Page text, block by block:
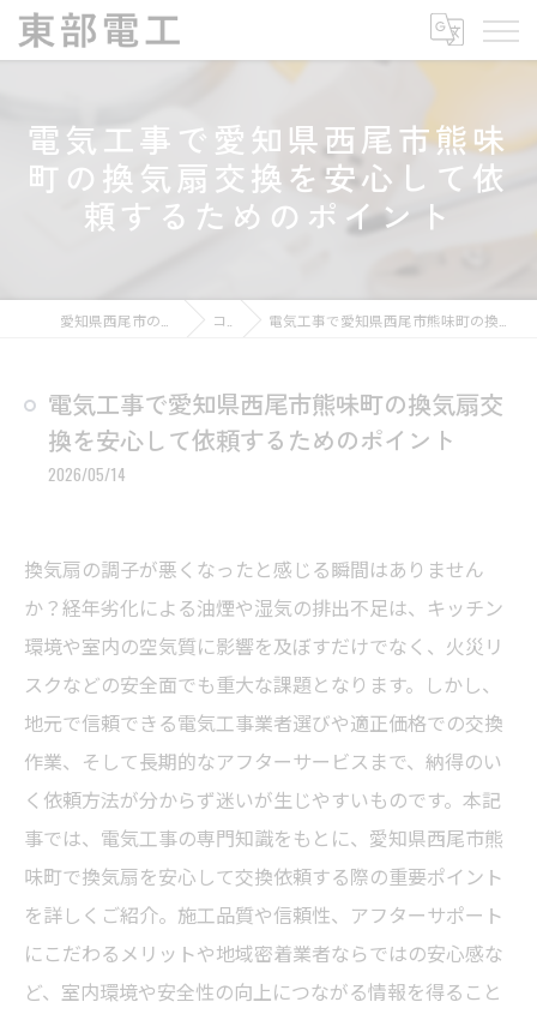
電気工事で愛知県西尾市熊味
町の換気扇交換を安心して依
頼するためのポイント
コラム 電気工事で愛知県西尾市熊味町の換気扇交換を安心して依頼するためのポイント
電気工事で愛知県西尾市熊味町の換気扇交
換を安心して依頼するためのポイント
2026/05/14
換気扇の調子が悪くなったと感じる瞬間はありません
か？経年劣化による油煙や湿気の排出不足は、キッチン
環境や室内の空気質に影響を及ぼすだけでなく、火災リ
スクなどの安全面でも重大な課題となります。しかし、
地元で信頼できる電気工事業者選びや適正価格での交換
作業、そして長期的なアフターサービスまで、納得のい
く依頼方法が分からず迷いが生じやすいものです。本記
事では、電気工事の専門知識をもとに、愛知県西尾市熊
味町で換気扇を安心して交換依頼する際の重要ポイント
を詳しくご紹介。施工品質や信頼性、アフターサポート
にこだわるメリットや地域密着業者ならではの安心感な
ど、室内環境や安全性の向上につながる情報を得ること